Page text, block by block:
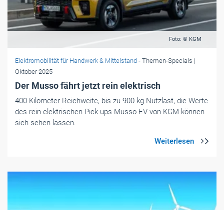
Foto: © KGM
Elektromobilität für Handwerk & Mittelstand - Themen-Specials |
Oktober 2025
Der Musso fährt jetzt rein elektrisch
400 Kilometer Reichweite, bis zu 900 kg Nutzlast, die Werte
des rein elektrischen Pick-ups Musso EV von KGM können
sich sehen lassen.